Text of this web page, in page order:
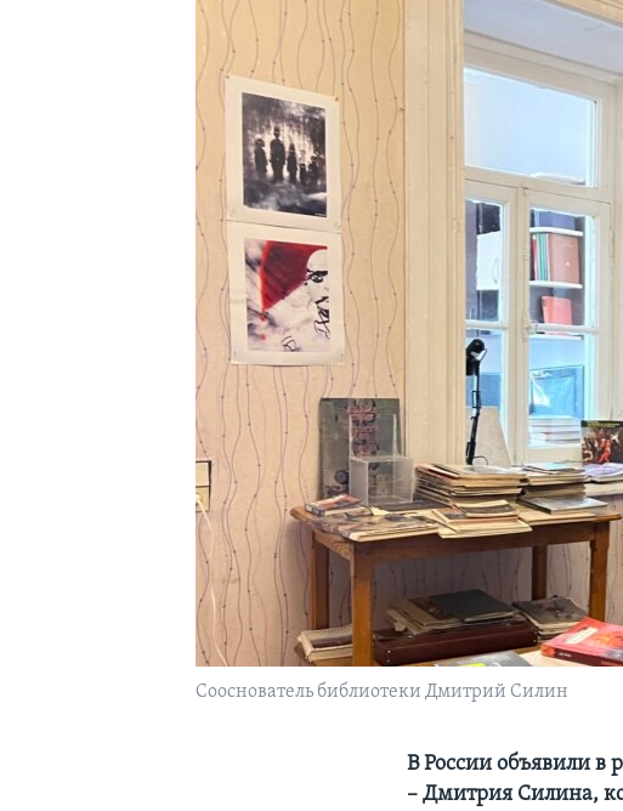
Сооснователь библиотеки Дмитрий Силин
В России объявили в
– Дмитрия Силина,